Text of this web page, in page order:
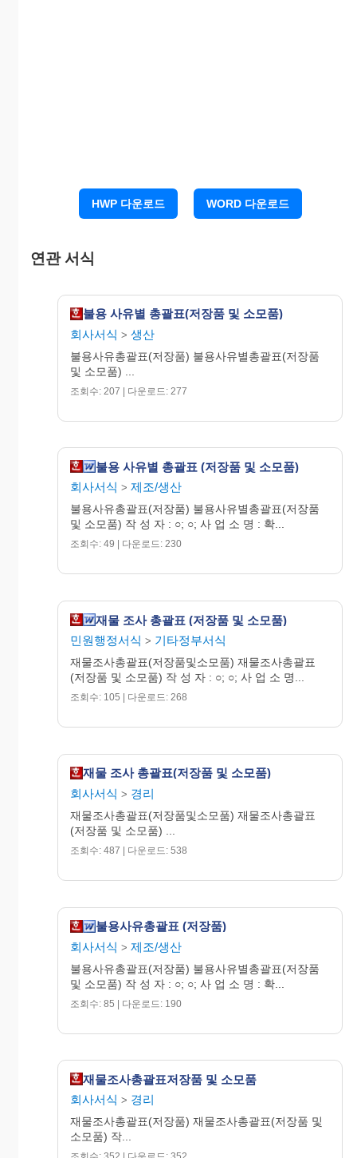
품
목
품
계
불
자
설
비
화
목
비
관
품)
총
계
정
기
재
물
사
용
품
HWP 다운로드 WORD 다운로드
연관 서식
불용 사유별 총괄표(저장품 및 소모품)
회사서식 > 생산
불용사유총괄표(저장품) 불용사유별총괄표(저장품
및 소모품) ...
조회수: 207 | 다운로드: 277
불용 사유별 총괄표 (저장품 및 소모품)
회사서식 > 제조/생산
불용사유총괄표(저장품) 불용사유별총괄표(저장품
및 소모품) 작 성 자 : ○; ○; 사 업 소 명 : 확...
조회수: 49 | 다운로드: 230
재물 조사 총괄표 (저장품 및 소모품)
민원행정서식 > 기타정부서식
재물조사총괄표(저장품및소모품) 재물조사총괄표
(저장품 및 소모품) 작 성 자 : ○; ○; 사 업 소 명...
조회수: 105 | 다운로드: 268
재물 조사 총괄표(저장품 및 소모품)
회사서식 > 경리
재물조사총괄표(저장품및소모품) 재물조사총괄표
(저장품 및 소모품) ...
조회수: 487 | 다운로드: 538
불용사유총괄표 (저장품)
회사서식 > 제조/생산
불용사유총괄표(저장품) 불용사유별총괄표(저장품
및 소모품) 작 성 자 : ○; ○; 사 업 소 명 : 확...
조회수: 85 | 다운로드: 190
재물조사총괄표저장품 및 소모품
회사서식 > 경리
재물조사총괄표(저장품) 재물조사총괄표(저장품 및
소모품) 작...